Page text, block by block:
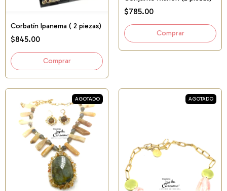
Corbatín Ipanema ( 2 piezas)
$845.00
$785.00
AGOTADO AGOTADO